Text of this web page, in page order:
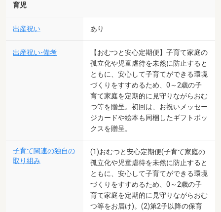
育児
出産祝い あり
出産祝い-備考
【おむつと安心定期便】子育て家庭の
孤立化や児童虐待を未然に防止すると
ともに、安心して子育てができる環境
づくりをすすめるため、0～2歳の子
育て家庭を定期的に見守りながらおむ
つ等を贈呈。初回は、お祝いメッセー
ジカードや絵本も同梱したギフトボッ
クスを贈呈。
子育て関連の独自の
取り組み
(1)おむつと安心定期便(子育て家庭の
孤立化や児童虐待を未然に防止すると
ともに、安心して子育てができる環境
づくりをすすめるため、0～2歳の子
育て家庭を定期的に見守りながらおむ
つ等をお届け)。(2)第2子以降の保育